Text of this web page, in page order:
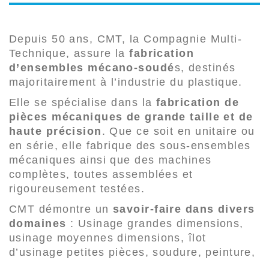
Depuis 50 ans, CMT, la Compagnie Multi-
Technique, assure la fabrication
d’ensembles mécano-soudés, destinés
majoritairement à l’industrie du plastique.
Elle se spécialise dans la fabrication de
pièces mécaniques de grande taille et de
haute précision . Que ce soit en unitaire ou
en série, elle fabrique des sous-ensembles
mécaniques ainsi que des machines
complètes, toutes assemblées et
rigoureusement testées.
CMT démontre un savoir-faire dans divers
domaines : Usinage grandes dimensions,
usinage moyennes dimensions, îlot
d’usinage petites pièces, soudure, peinture,